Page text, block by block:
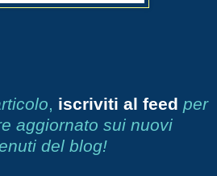
, iscriviti al feed per
aggiornato sui nuovi
del blog!